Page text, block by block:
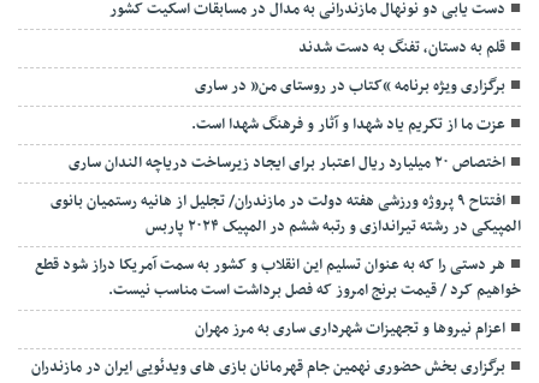
دست یابی دو نونهال مازندرانی به مدال در مسابقات اسکیت کشور
قلم به دستان، تفنگ به دست شدند
برگزاری ویژه برنامه “کتاب در روستای من” در ساری
عزت ما از تکریم یاد شهدا و آثار و فرهنگ شهدا است.
اختصاص ۲۰ میلیارد ریال اعتبار برای ایجاد زیرساخت دریاچه الندان ساری
افتتاح ۹ پروژه ورزشی هفته دولت در مازندران/ تجلیل از هانیه رستمیان بانوی
المپیکی در رشته تیراندازی و رتبه ششم در المپیک ۲۰۲۴ پاربس
هر دستی را که به عنوان تسلیم این انقلاب و کشور به سمت آمريکا دراز شود قطع
خواهیم کرد / قیمت برنج امروز که فصل برداشت است مناسب نیست.
اعزام نیروها و تجهیزات شهرداری ساری به مرز مهران
برگزاری بخش حضوری نهمین جام قهرمانان بازی های ویدئویی ایران در مازندران